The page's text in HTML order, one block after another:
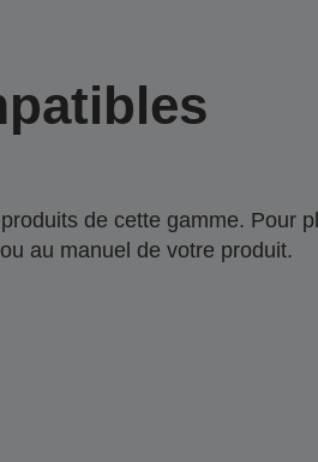
de cette gamme. Pour
au manuel de votre produit.